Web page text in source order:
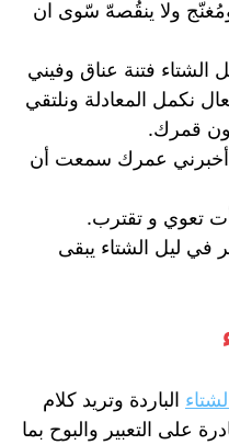
ولا ينقُصهّ سّوى ان
فتنة عناق وفيني
نكمل المعادلة ونلتقي
قمرك.
أخبرني عمرك سمعت أن
تعوي و تقترب.
في ليل الشتاء يبقى
الباردة وتريد كلام
على التعبير والبوح بما